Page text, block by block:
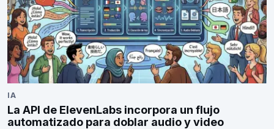
IA
La API de ElevenLabs incorpora un flujo
automatizado para doblar audio y video